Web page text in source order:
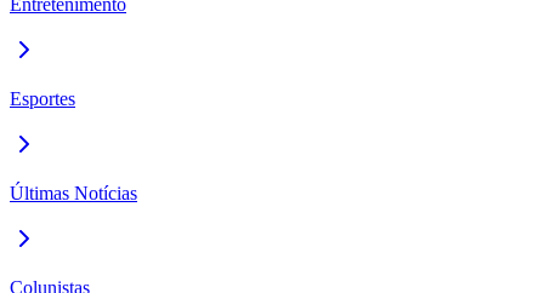
Entretenimento
Esportes
Últimas Notícias
Colunistas